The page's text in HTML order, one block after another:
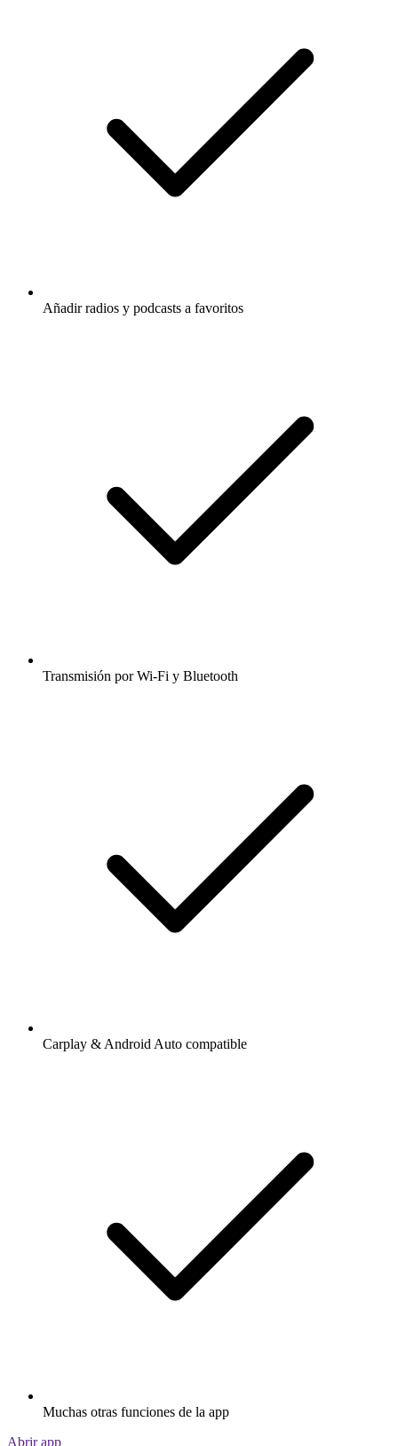
Añadir radios y podcasts a favoritos
Transmisión por Wi-Fi y Bluetooth
Carplay & Android Auto compatible
Muchas otras funciones de la app
Abrir app